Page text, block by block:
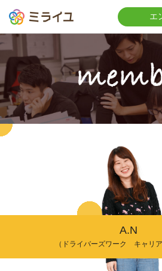
エ
A.N
（ドライバーズワーク キャリア